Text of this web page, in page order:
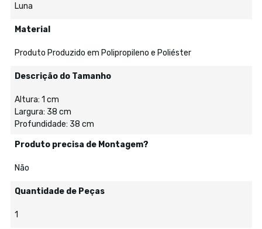
Luna
Material
Produto Produzido em Polipropileno e Poliéster
Descrição do Tamanho
Altura: 1 cm
Largura: 38 cm
Profundidade: 38 cm
Produto precisa de Montagem?
Não
Quantidade de Peças
1